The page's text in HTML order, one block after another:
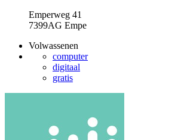
Emperweg 41
7399AG Empe
Volwassenen
computer
digitaal
gratis